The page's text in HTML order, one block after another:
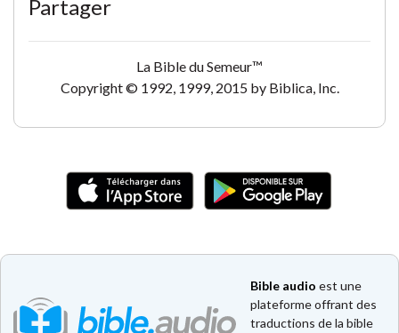
Partager
La Bible du Semeur™
Copyright © 1992, 1999, 2015 by Biblica, Inc.
Bible audio est une
plateforme offrant des
traductions de la bible